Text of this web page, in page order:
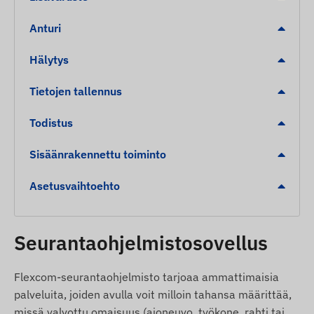
Liike / tärinä
Nopeuden ylitys
SOS-hälytys
Aluehälytys (geo-aita)
Pakkauksen sisältö
Asennuskaapelit
Käyttöehdot
Anturi
Hälytys
Tietojen tallennus
Todistus
Sisäänrakennettu toiminto
Asetusvaihtoehto
Seurantaohjelmistosovellus
Flexcom-seurantaohjelmisto tarjoaa ammattimaisia
palveluita, joiden avulla voit milloin tahansa määrittää,